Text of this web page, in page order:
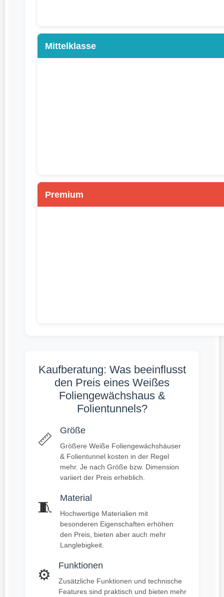
Mittelklasse
Premium
Kaufberatung: Was beeinflusst
den Preis eines Weißes
Foliengewächshaus &
Folientunnels?
📏
Größe
Größere Weiße Foliengewächshäuser
& Folientunnel kosten in der Regel
mehr. Je nach Größe bzw. Dimension
variiert der Preis erheblich.
🧵
Material
Hochwertige Materialien mit
besonderen Eigenschaften erhöhen
den Preis, bieten aber auch mehr
Langlebigkeit.
⚙️
Funktionen
Zusätzliche Funktionen und technische
Features sind praktisch und bieten mehr